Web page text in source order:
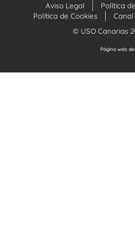
Aviso Legal
Política
Política de Cookies
© USO Canarias
Página web